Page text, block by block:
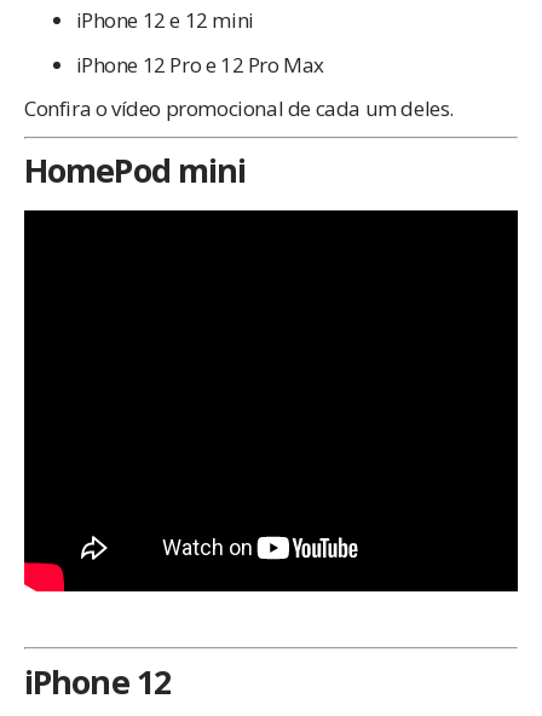
iPhone 12 e 12 mini
iPhone 12 Pro e 12 Pro Max
Confira o vídeo promocional de cada um deles.
HomePod mini
iPhone 12